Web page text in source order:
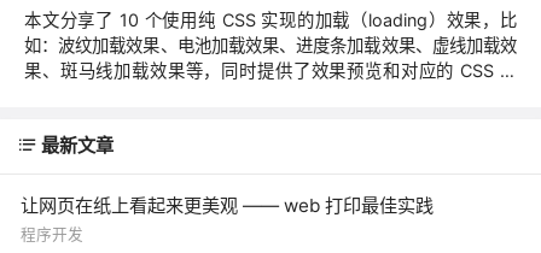
本文分享了 10 个使用纯 CSS 实现的加载（loading）效果，比
如：波纹加载效果、电池加载效果、进度条加载效果、虚线加载效
果、斑马线加载效果等，同时提供了效果预览和对应的 CSS 代
最新文章
让网页在纸上看起来更美观 —— web 打印最佳实践
程序开发